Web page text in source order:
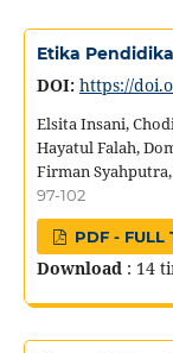
Etika
DOI: https://
Elsita Insani,
Hayatul Falah,
Firman
97-102
PDF - FULL
Download: 14